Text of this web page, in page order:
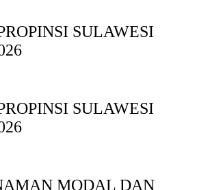
SULAWESI
SULAWESI
MODAL DAN